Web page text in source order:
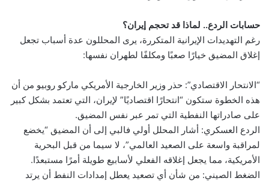
حسابات الردع.. لماذا قد تحجم إيران؟
رغم التهديدات الإيرانية المتكررة، يرى المحللون عدة أسباب تجعل
إغلاق المضيق خيارًا صعبًا ومكلفًا لطهران نفسها:
“الانتحار الاقتصادي”: حذر وزير الخارجية الأمريكي ماركو روبيو من أن
هذه الخطوة ستكون “انتحارًا اقتصاديًا” لإيران، التي تعتمد بشكل كبير
على صادراتها النفطية التي تمر عبر نفس المضيق.
الردع العسكري: أشار المحلل أولي فالبي إلى أن المضيق “يخضع
لمراقبة واسعة على الصعيد العالمي”، لا سيما من قبل البحرية
الأمريكية، مما يجعل إغلاقه الفعلي لأسابيع طويلة أمرًا مستبعدًا.
الضغط الصيني: من شأن أي تصعيد يعطل إمدادات النفط أن يرتد